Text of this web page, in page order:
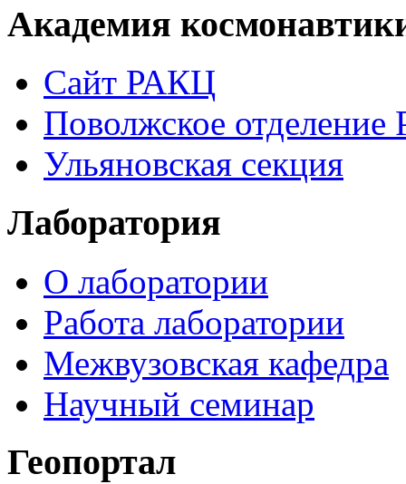
Академия
Сайт РАКЦ
Поволжское
Ульяновская секция
Лаборатория
О лаборатории
Работа лаборатории
Межвузовская кафедра
Научный семинар
Геопортал